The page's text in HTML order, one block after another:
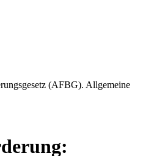
(AFBG). Allgemeine